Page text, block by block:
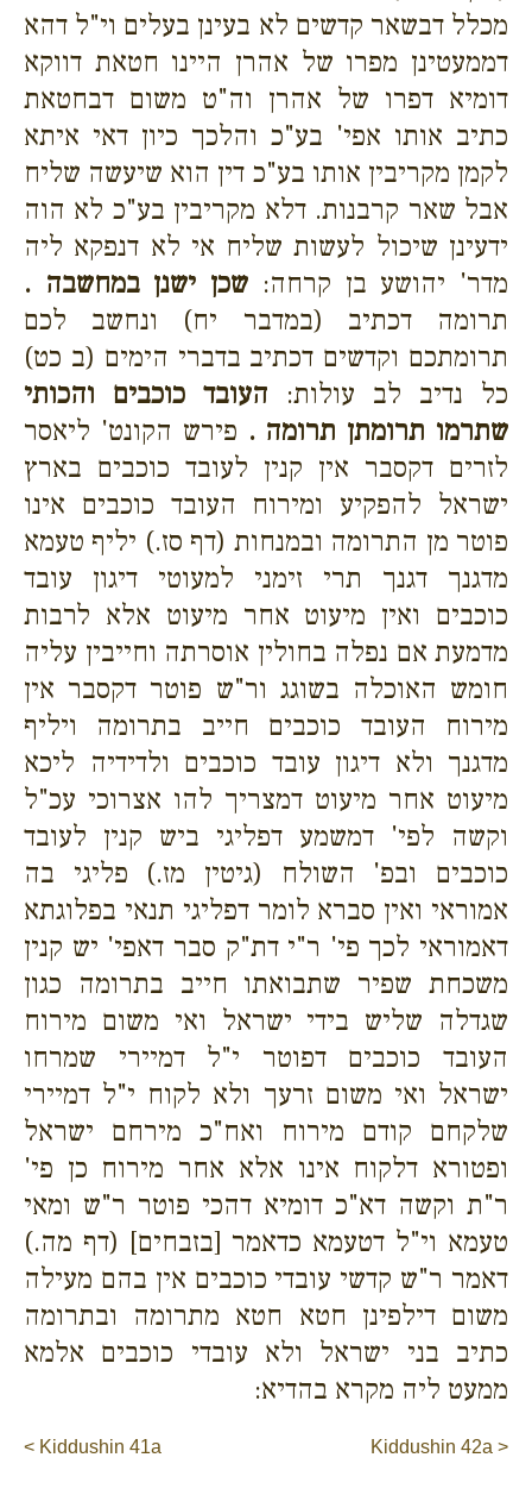
מכלל דבשאר קדשים לא בעינן בעלים וי"ל דהא
דממעטינן מפרו של אהרן היינו חטאת דווקא
דומיא דפרו של אהרן וה"ט משום דבחטאת
כתיב אותו אפי' בע"כ והלכך כיון דאי איתא
לקמן מקריבין אותו בע"כ דין הוא שיעשה שליח
אבל שאר קרבנות. דלא מקריבין בע"כ לא הוה
ידעינן שיכול לעשות שליח אי לא דנפקא ליה
מדר' יהושע בן קרחה: שכן ישנן במחשבה .
תרומה דכתיב (במדבר יח) ונחשב לכם
תרומתכם וקדשים דכתיב בדברי הימים (ב כט)
כל נדיב לב עולות: העובד כוכבים והכותי
שתרמו תרומתן תרומה . פירש הקונט' ליאסר
לזרים דקסבר אין קנין לעובד כוכבים בארץ
ישראל להפקיע ומירוח העובד כוכבים אינו
פוטר מן התרומה ובמנחות (דף סז.) יליף טעמא
מדגנך דגנך תרי זימני למעוטי דיגון עובד
כוכבים ואין מיעוט אחר מיעוט אלא לרבות
מדמעת אם נפלה בחולין אוסרתה וחייבין עליה
חומש האוכלה בשוגג ור"ש פוטר דקסבר אין
מירוח העובד כוכבים חייב בתרומה ויליף
מדגנך ולא דיגון עובד כוכבים ולדידיה ליכא
מיעוט אחר מיעוט דמצריך להו אצרוכי עכ"ל
וקשה לפי' דמשמע דפליגי ביש קנין לעובד
כוכבים ובפ' השולח (גיטין מז.) פליגי בה
אמוראי ואין סברא לומר דפליגי תנאי בפלוגתא
דאמוראי לכך פי' ר"י דת"ק סבר דאפי' יש קנין
משכחת שפיר שתבואתו חייב בתרומה כגון
שגדלה שליש בידי ישראל ואי משום מירוח
העובד כוכבים דפוטר י"ל דמיירי שמרחו
ישראל ואי משום זרעך ולא לקוח י"ל דמיירי
שלקחם קודם מירוח ואח"כ מירחם ישראל
ופטורא דלקוח אינו אלא אחר מירוח כן פי'
ר"ת וקשה דא"כ דומיא דהכי פוטר ר"ש ומאי
טעמא וי"ל דטעמא כדאמר [בזבחים] (דף מה.)
דאמר ר"ש קדשי עובדי כוכבים אין בהם מעילה
משום דילפינן חטא חטא מתרומה ובתרומה
כתיב בני ישראל ולא עובדי כוכבים אלמא
ממעט ליה מקרא בהדיא:
< Kiddushin 41a Kiddushin 42a >